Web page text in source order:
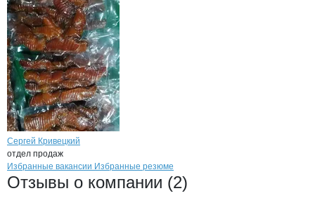
Сергей Кривецкий
отдел продаж
Брендыкомпани РыбаКаспия
Вакансии вРыбаКаспия
Избранные вакансии Избранные резюме
Новости oРыбаКаспия, ООО
Отзывы о компании (2)